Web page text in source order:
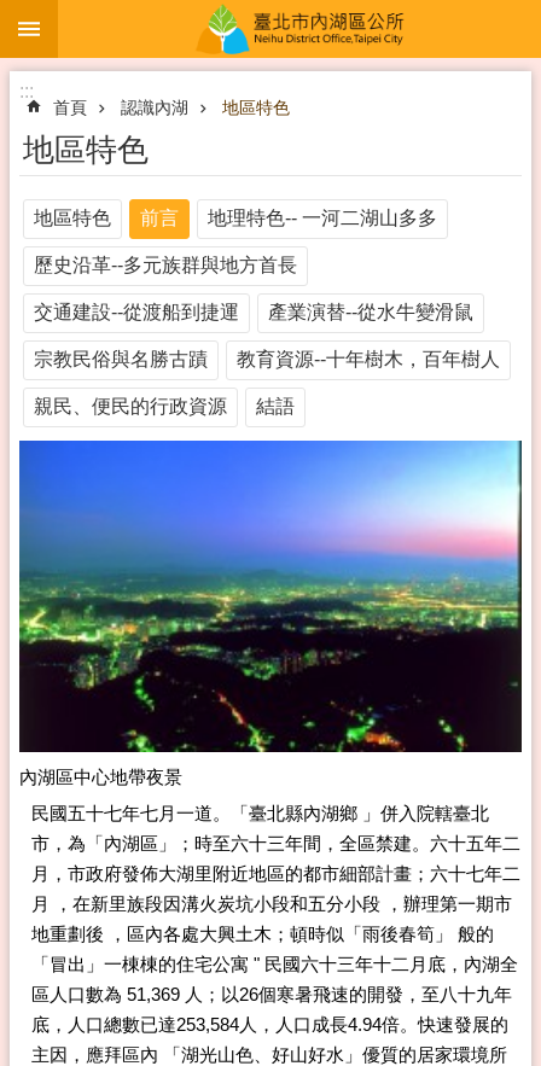
跳到主要內容區塊
:::
首頁 認識內湖 地區特色
地區特色
地區特色 前言 地理特色-- 一河二湖山多多
歷史沿革--多元族群與地方首長
交通建設--從渡船到捷運 產業演替--從水牛變滑鼠
宗教民俗與名勝古蹟 教育資源--十年樹木，百年樹人
親民、便民的行政資源 結語
內湖區中心地帶夜景
民國五十七年七月一道。「臺北縣內湖鄉 」併入院轄臺北
市，為「內湖區」；時至六十三年間，全區禁建。六十五年二
月，市政府發佈大湖里附近地區的都市細部計畫；六十七年二
月 ，在新里族段因溝火炭坑小段和五分小段 ，辦理第一期市
地重劃後 ，區內各處大興土木；頓時似「雨後春筍」 般的
「冒出」一棟棟的住宅公寓 " 民國六十三年十二月底，內湖全
區人口數為 51,369 人；以26個寒暑飛速的開發，至八十九年
底，人口總數已達253,584人，人口成長4.94倍。快速發展的
主因，應拜區內 「湖光山色、好山好水」優質的居家環境所